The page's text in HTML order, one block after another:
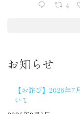
4
お知らせ
【お詫び】2026年7
いて